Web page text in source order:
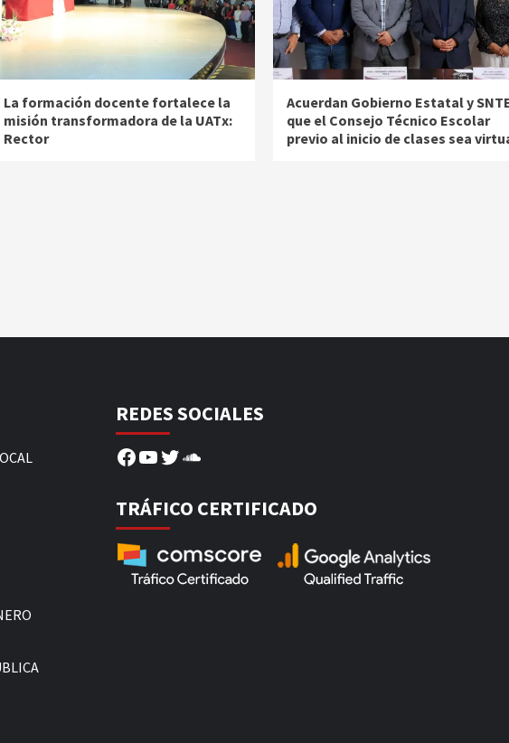
La formación docente fortalece la
misión transformadora de la UATx:
Rector
Acuerdan Gobierno Estatal y
que el Consejo Técnico Escolar
previo al inicio de clases sea
REDES SOCIALES
Facebook
YouTube
Twitter
SoundCloud
TRÁFICO CERTIFICADO